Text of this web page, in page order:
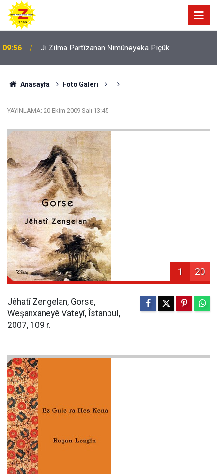
09:56 Ji Zilma Partîzanan Nimûneyeka Piçûk
Anasayfa Foto Galeri
YAYINLAMA: 20 Ekim 2009 Salı 13:45
1 20
Jêhatî Zengelan, Gorse,
Weşanxaneyê Vateyî, Îstanbul,
2007, 109 r.